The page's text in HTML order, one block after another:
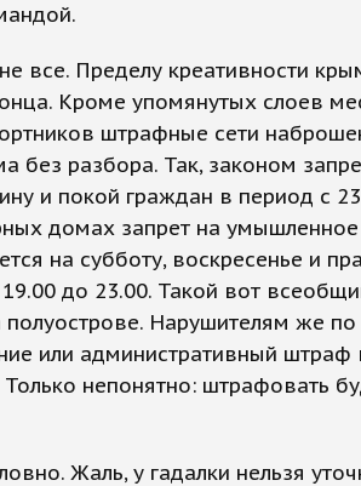
все. Пределу креативности
Кроме упомянутых слоев
штрафные сети
без разбора. Так, законом
и покой граждан в период с
домах запрет на
на субботу, воскресенье и
19.00 до 23.00. Такой вот
полуострове. Нарушителям же по
или административный штраф
непонятно: штрафовать
Жаль, у гадалки нельзя